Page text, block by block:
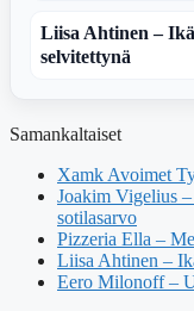
Liisa Ahtinen –
selvitettynä
Samankaltaiset
Xamk Avoimet
Joakim Vigelius
sotilasarvo
Pizzeria Ella –
Liisa Ahtinen –
Eero Milonoff –